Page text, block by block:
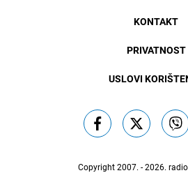
KONTAKT
PRIVATNOST
USLOVI
Copyright 2007. - 2026.